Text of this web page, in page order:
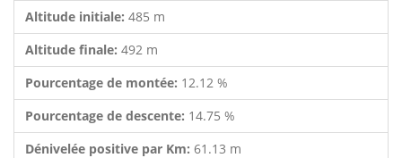
Altitude initiale: 485 m
Altitude finale: 492 m
Pourcentage de montée: 12.12 %
Pourcentage de descente: 14.75 %
Dénivelée positive par Km: 61.13 m